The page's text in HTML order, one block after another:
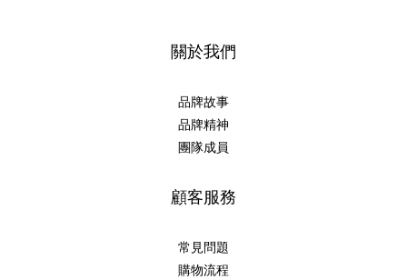
關於我們
品牌故事
品牌精神
團隊成員
顧客服務
常見問題
購物流程